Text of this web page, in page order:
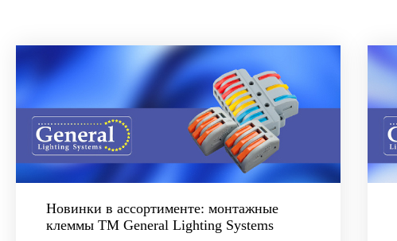
Новинки в ассортименте: монтажные
клеммы ТМ General Lighting Systems